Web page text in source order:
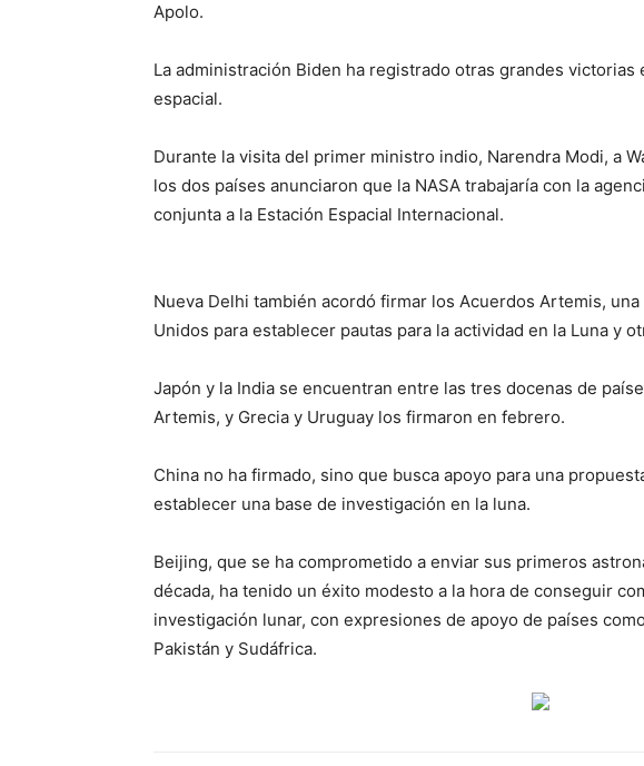
Apolo.
La administración Biden ha registrado otras grandes
espacial.
Durante la visita del primer ministro indio, Narendra Modi, a
los dos países anunciaron que la NASA trabajaría con la
conjunta a la Estación Espacial Internacional.
Nueva Delhi también acordó firmar los Acuerdos Artemis,
Unidos para establecer pautas para la actividad en la Luna y
Japón y la India se encuentran entre las tres docenas de
Artemis, y Grecia y Uruguay los firmaron en febrero.
China no ha firmado, sino que busca apoyo para una
establecer una base de investigación en la luna.
Beijing, que se ha comprometido a enviar sus primeros
década, ha tenido un éxito modesto a la hora de conseguir
investigación lunar, con expresiones de apoyo de países
Pakistán y Sudáfrica.